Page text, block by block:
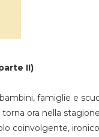
II)
famiglie e
ora nella
coinvolgente,